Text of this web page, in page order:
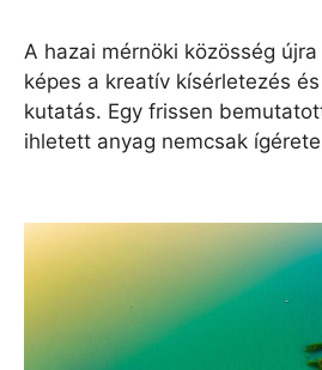
A hazai mérnöki közösség
képes a kreatív kísérletezés
kutatás. Egy frissen
ihletett anyag nemcsak